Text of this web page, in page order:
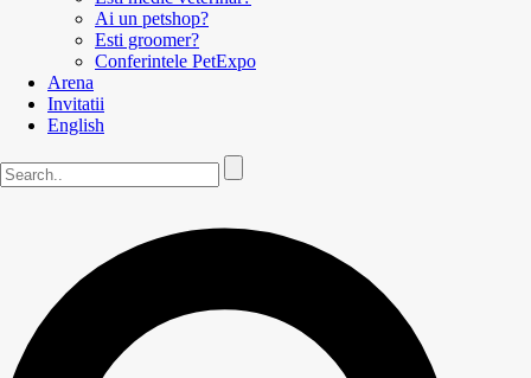
Ai un petshop?
Esti groomer?
Conferintele PetExpo
Arena
Invitatii
English